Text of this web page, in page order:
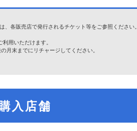
各販売店で発行されるチケット等をご参照ください。
用いただけます。
月末までにリチャージしてください。
入店舗